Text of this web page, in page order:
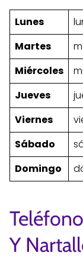
Lunes
Martes
Miércoles
Jueves
Viernes
Sábado
Domingo
Y